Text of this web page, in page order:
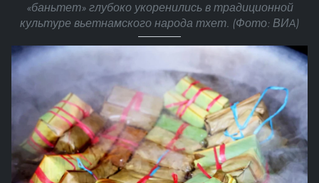
«баньтет» глубоко укоренились в традиционной
культуре вьетнамского народа тхет. (Фото: ВИA)